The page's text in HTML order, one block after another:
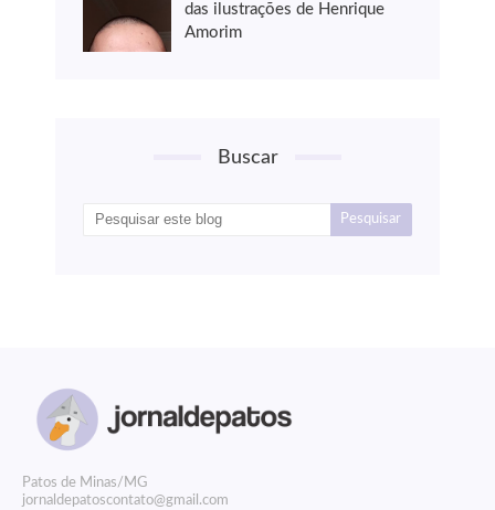
das ilustrações de Henrique
Amorim
Buscar
Patos de Minas/MG
jornaldepatoscontato@gmail.com